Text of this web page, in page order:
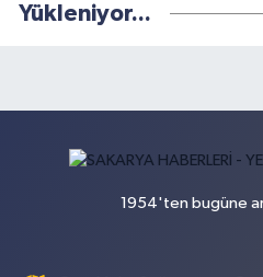
Yükleniyor...
1954'ten bugüne